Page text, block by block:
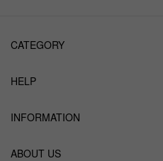
CATEGORY
HELP
INFORMATION
ABOUT US